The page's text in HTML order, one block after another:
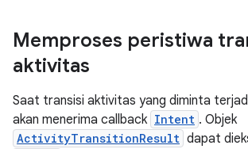
Memproses peristiwa
aktivitas
Saat transisi aktivitas yang diminta
akan menerima callback Intent . Objek
ActivityTransitionResult dapat